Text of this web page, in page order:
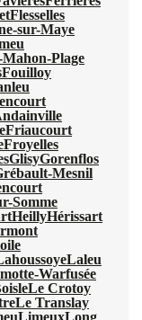
Flesselles
sur-Maye
Plage
Fouilloy
Friaucourt
Froyelles
GlisyGorenflos
Mesnil
Somme
HeillyHérissart
Laleu
Warfusée
Le Crotoy
Le Translay
LimeuxLong